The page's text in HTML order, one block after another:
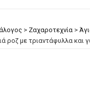
> Ζαχαροτεχνία >
ροζ με τριαντάφυλλα και